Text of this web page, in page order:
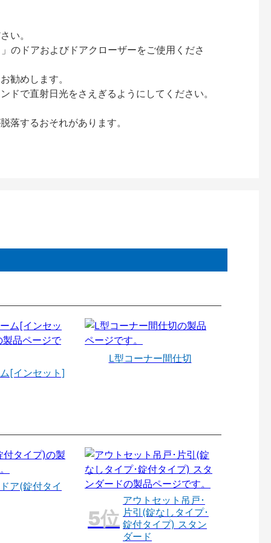
い。
のドアおよびドアクローザーをご使用くださ
勧めします。
で直射日光をさえぎるようにしてください。
するおそれがあります。
[インセット]
L型コーナー間仕切
ア(錠付タイ
アウトセット吊戸･
片引(錠なしタイプ･
錠付タイプ) スタン
ダード